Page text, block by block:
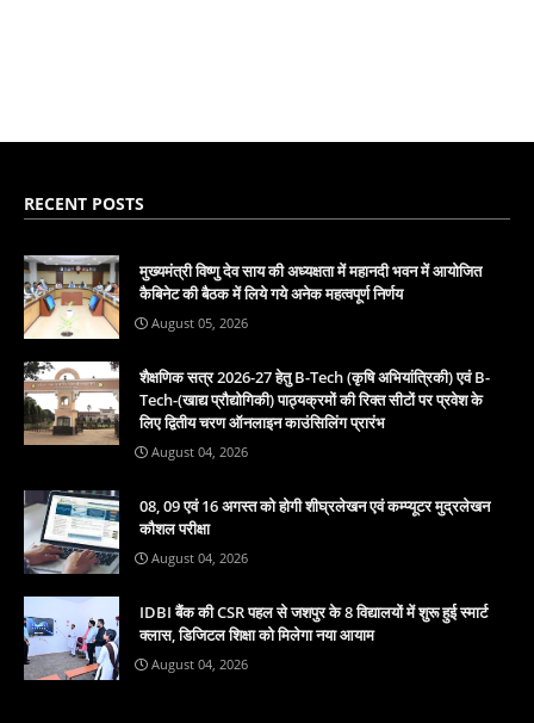
RECENT POSTS
मुख्यमंत्री विष्णु देव साय की अध्यक्षता में महानदी भवन में आयोजित
कैबिनेट की बैठक में लिये गये अनेक महत्वपूर्ण निर्णय
August 05, 2026
शैक्षणिक सत्र 2026-27 हेतु B-Tech (कृषि अभियांत्रिकी) एवं B-
Tech-(खाद्य प्रौद्योगिकी) पाठ्यक्रमों की रिक्त सीटों पर प्रवेश के
लिए द्वितीय चरण ऑनलाइन काउंसिलिंग प्रारंभ
August 04, 2026
08, 09 एवं 16 अगस्त को होगी शीघ्रलेखन एवं कम्प्यूटर मुद्रलेखन
कौशल परीक्षा
August 04, 2026
IDBI बैंक की CSR पहल से जशपुर के 8 विद्यालयों में शुरू हुई स्मार्ट
क्लास, डिजिटल शिक्षा को मिलेगा नया आयाम
August 04, 2026